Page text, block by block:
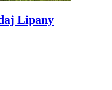
Lipany